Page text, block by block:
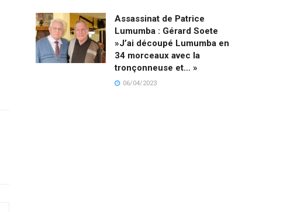
Assassinat de Patrice
Lumumba : Gérard Soete
»J’ai découpé Lumumba en
34 morceaux avec la
tronçonneuse et… »
06/04/2023